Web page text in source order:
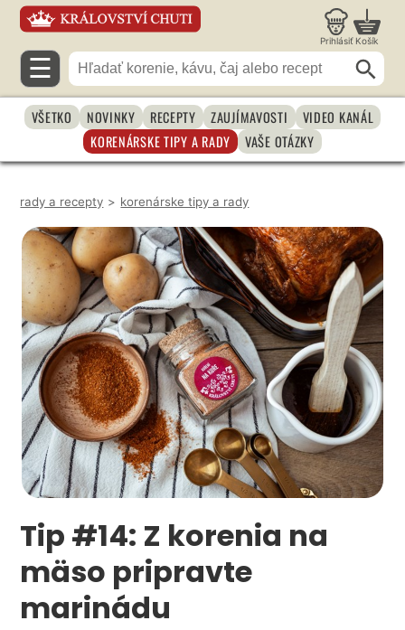
Prihlásiť Košík
☰
VŠETKO NOVINKY RECEPTY ZAUJÍMAVOSTI
VIDEO KANÁL
KORENÁRSKE TIPY A RADY
VAŠE OTÁZKY
rady a recepty > korenárske tipy a rady
Tip #14: Z korenia na
mäso pripravte
marinádu